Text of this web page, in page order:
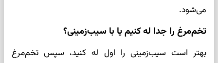
می‌شود.
تخم‌مرغ را جدا له کنیم یا با سیب‌زمینی؟
بهتر است سیب‌زمینی را اول له کنید، سپس تخم‌مرغ